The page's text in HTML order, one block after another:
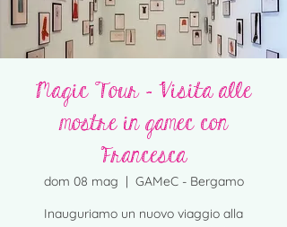
Magic Tour - Visita alle
mostre in gamec con
Francesca
dom 08 mag
  |
GAMeC - Bergamo
Inauguriamo un nuovo viaggio alla